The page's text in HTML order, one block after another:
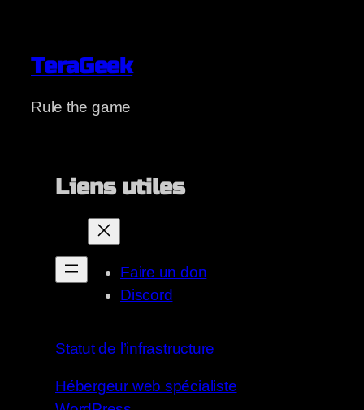
TeraGeek
Rule the game
Liens utiles
Faire un don
Discord
Statut de l’infrastructure
Hébergeur web spécialiste